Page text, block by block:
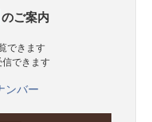
のご案内
できます
信できます
ンバー